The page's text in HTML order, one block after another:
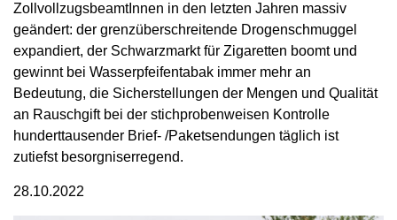
ZollvollzugsbeamtInnen in den letzten Jahren massiv
geändert: der grenzüberschreitende Drogenschmuggel
expandiert, der Schwarzmarkt für Zigaretten boomt und
gewinnt bei Wasserpfeifentabak immer mehr an
Bedeutung, die Sicherstellungen der Mengen und Qualität
an Rauschgift bei der stichprobenweisen Kontrolle
hunderttausender Brief- /Paketsendungen täglich ist
zutiefst besorgniserregend.
28.10.2022